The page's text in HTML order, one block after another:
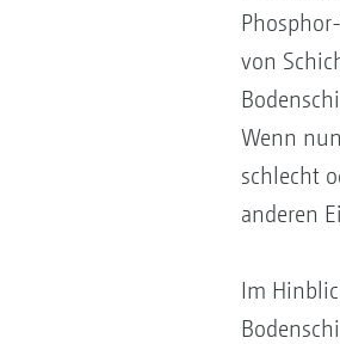
von
Wenn
schlecht
anderen
Im